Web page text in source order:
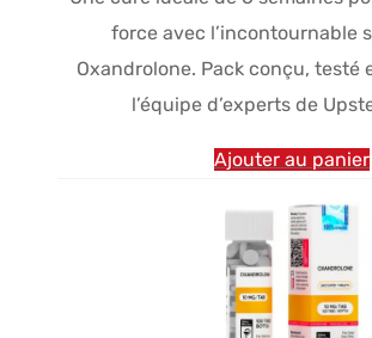
force avec l’incontournable
Oxandrolone. Pack conçu, testé
l’équipe d’experts de
Ajouter au panier